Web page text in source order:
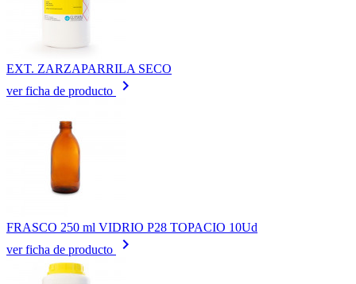
EXT. ZARZAPARRILA SECO
ver ficha de producto
keyboard_arrow_right
FRASCO 250 ml VIDRIO P28 TOPACIO 10Ud
ver ficha de producto
keyboard_arrow_right